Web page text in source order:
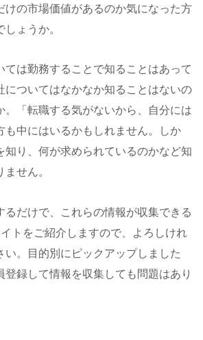
けの市場価値があるのか気になった方
ょうか。
ては勤務することで知ることはあって
についてはなかなか知ることはないの
。「転職する気がないから、自分には
も中にはいるかもしれません。しか
知り、何が求められているのかなど知
せん。
るだけで、これらの情報が収集できる
トをご紹介しますので、よろしけれ
い。目的別にピックアップしました
登録して情報を収集しても問題はあり